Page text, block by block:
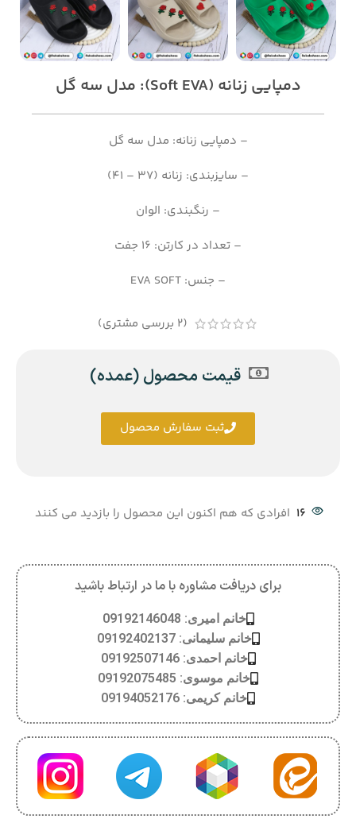
16 افرادی که هم اکنون این محصول را بازدید می کنند
برای دریافت مشاوره با ما در ارتباط باشید
خانم امیری: 09192146048
خانم سلیمانی: 09192402137
خانم احمدی: 09192507146
خانم موسوی: 09192075485
خانم کریمی: 09194052176
دمپایی زنانه (Soft EVA): مدل سه گل
– دمپایی زنانه: مدل سه گل
– سایزبندی: زنانه (37 – 41)
– رنگبندی: الوان
– تعداد در کارتن: 16 جفت
– جنس: EVA SOFT
(
2 بررسی مشتری)
قیمت محصول (عمده)
ثبت سفارش محصول